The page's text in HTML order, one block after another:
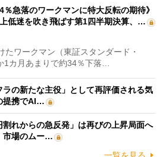
％急落のワークマンに特大反転の期待》
低迷を吹き飛ばす第1四半期決算、…
ワークマン（東証スタンダード・
1カ月あまりで約34％下落…
の新たな主役」として再評価される気
提携でAI…
れからの急反発」は再びの上昇局面へ
市場のムー…